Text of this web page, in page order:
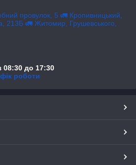
Це важливий сир у
шкіряній
каустик використовують
каустичної соди має
процесів
обробки свердловин на
розчинів; цивільної
провулок, 5 🚛 Кропивницький,
213Б 🚛 Житомир, Грушевського,
08:30 до 17:30
роботи